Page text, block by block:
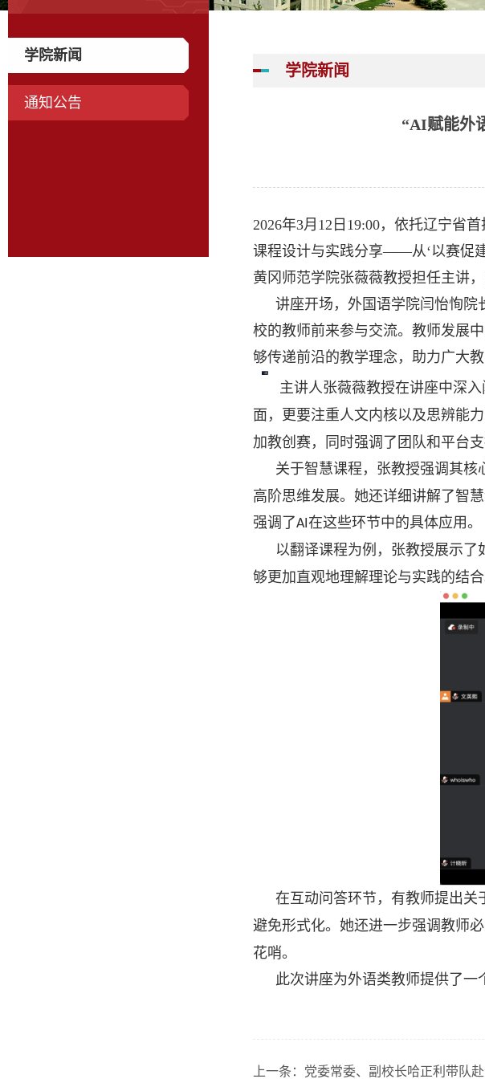
学院新闻
通知公告
学院新闻
“AI赋能外
2026年3月12日19:00，依托辽宁省
课程设计与实践分享——从‘以赛促
黄冈师范学院张薇薇教授担任主讲
讲座开场，外国语学院闫怡恂
校的教师前来参与交流。教师发展
够传递前沿的教学理念，助力广大
主讲人张薇薇教授在讲座中深
面，更要注重人文内核以及思辨能
加教创赛，同时强调了团队和平台
关于智慧课程，张教授强调其核
高阶思维发展。她还详细讲解了智
强调了AI在这些环节中的具体应用。
以翻译课程为例，张教授展示了
够更加直观地理解理论与实践的结合
在互动问答环节，有教师提出关
避免形式化。她还进一步强调教师
花哨。
此次讲座为外语类教师提供了一
上一条： 党委常委、副校长哈正利带队